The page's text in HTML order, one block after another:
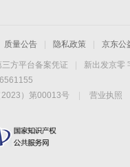
质量公告 隐私政策 京东公
方平台备案凭证
新出发京零
2023）第00013号 营业执照